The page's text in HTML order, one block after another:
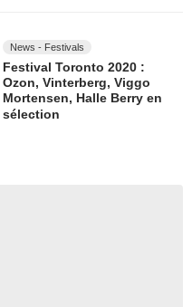
News - Festivals
Festival Toronto 2020 :
Ozon, Vinterberg, Viggo
Mortensen, Halle Berry en
sélection